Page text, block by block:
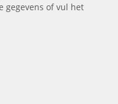
gegevens of vul het